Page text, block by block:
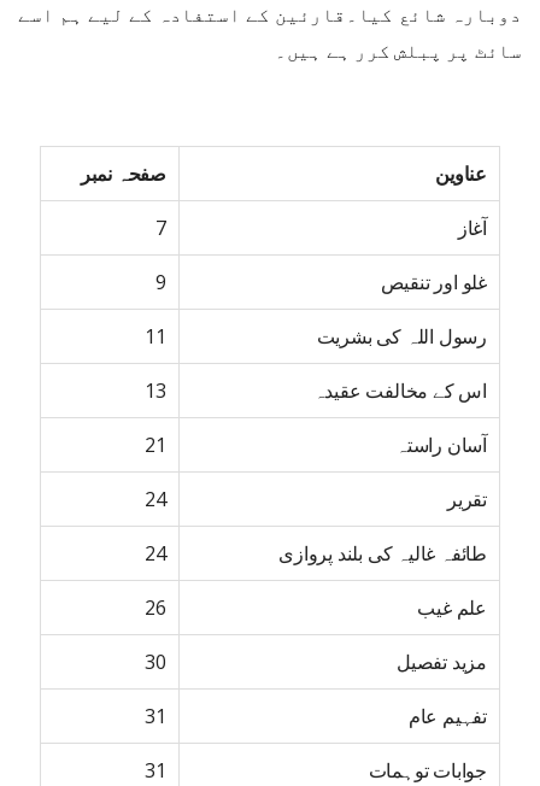
دوبارہ شائع کیا۔قارئین کے استفادہ کے لیے ہم اسے
سائٹ پر پبلش کرر ہے ہیں۔
عناوین صفحہ نمبر
آغاز 7
غلو اور تنقیص 9
رسول اللہ کی بشریت 11
اس کے مخالفت عقیدہ 13
آسان راستہ 21
تقریر 24
طائفہ غالیہ کی بلند پروازی 24
علم غیب 26
مزید تفصیل 30
تفہیم عام 31
جوابات توہمات 31